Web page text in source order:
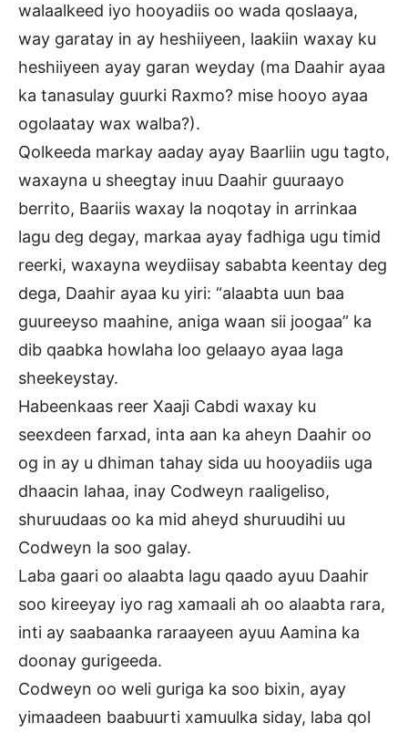
walaalkeed iyo hooyadiis oo wada qoslaaya,
way garatay in ay heshiiyeen, laakiin waxay ku
heshiiyeen ayay garan weyday (ma Daahir ayaa
ka tanasulay guurki Raxmo? mise hooyo ayaa
ogolaatay wax walba?).
Qolkeeda markay aaday ayay Baarliin ugu tagto,
waxayna u sheegtay inuu Daahir guuraayo
berrito, Baariis waxay la noqotay in arrinkaa
lagu deg degay, markaa ayay fadhiga ugu timid
reerki, waxayna weydiisay sababta keentay deg
dega, Daahir ayaa ku yiri: “alaabta uun baa
guureeyso maahine, aniga waan sii joogaa” ka
dib qaabka howlaha loo gelaayo ayaa laga
sheekeystay.
Habeenkaas reer Xaaji Cabdi waxay ku
seexdeen farxad, inta aan ka aheyn Daahir oo
og in ay u dhiman tahay sida uu hooyadiis uga
dhaacin lahaa, inay Codweyn raaligeliso,
shuruudaas oo ka mid aheyd shuruudihi uu
Codweyn la soo galay.
Laba gaari oo alaabta lagu qaado ayuu Daahir
soo kireeyay iyo rag xamaali ah oo alaabta rara,
inti ay saabaanka raraayeen ayuu Aamina ka
doonay gurigeeda.
Codweyn oo weli guriga ka soo bixin, ayay
yimaadeen baabuurti xamuulka siday, laba qol